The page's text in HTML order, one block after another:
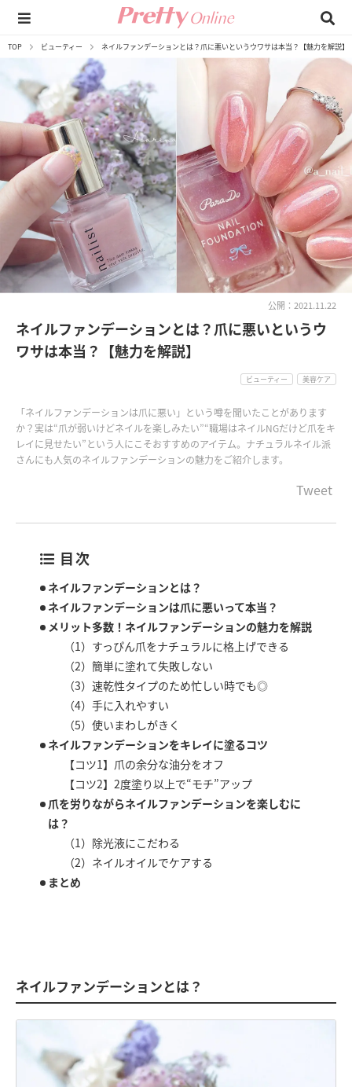
TOP ビューティー ネイルファンデーションとは？爪に悪いというウワサは本当？【魅力を解説】
公開：2021.11.22
ネイルファンデーションとは？爪に悪いというウ
ワサは本当？【魅力を解説】
ビューティー 美容ケア
「ネイルファンデーションは爪に悪い」という噂を聞いたことがあります
か？実は“爪が弱いけどネイルを楽しみたい”“職場はネイルNGだけど爪をキ
レイに見せたい”という人にこそおすすめのアイテム。ナチュラルネイル派
さんにも人気のネイルファンデーションの魅力をご紹介します。
Tweet
目次
ネイルファンデーションとは？
ネイルファンデーションは爪に悪いって本当？
メリット多数！ネイルファンデーションの魅力を解説
（1）すっぴん爪をナチュラルに格上げできる
（2）簡単に塗れて失敗しない
（3）速乾性タイプのため忙しい時でも◎
（4）手に入れやすい
（5）使いまわしがきく
ネイルファンデーションをキレイに塗るコツ
【コツ1】爪の余分な油分をオフ
【コツ2】2度塗り以上で“モチ”アップ
爪を労りながらネイルファンデーションを楽しむに
は？
（1）除光液にこだわる
（2）ネイルオイルでケアする
まとめ
ネイルファンデーションとは？